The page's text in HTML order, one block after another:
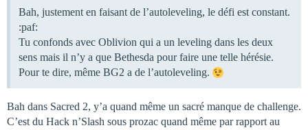
Bah, justement en faisant de l’autoleveling, le défi est constant.
:paf:
Tu confonds avec Oblivion qui a un leveling dans les deux
sens mais il n’y a que Bethesda pour faire une telle hérésie.
Pour te dire, même BG2 a de l’autoleveling.
Bah dans Sacred 2, y’a quand même un sacré manque de challenge.
C’est du Hack n’Slash sous prozac quand même par rapport au